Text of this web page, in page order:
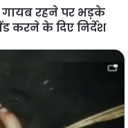
गायब रहने पर भड़के
करने के दिए निर्देश